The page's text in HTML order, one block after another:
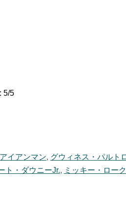
5/5
アイアンマン, グウィネス・パルト
ト・ダウニーJr., ミッキー・ローク